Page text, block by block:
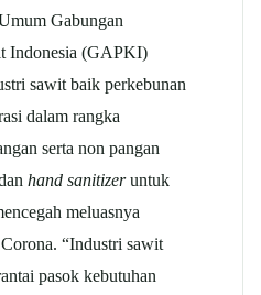
Gabungan
Indonesia (GAPKI)
sawit baik perkebunan
dalam rangka
serta non pangan
hand sanitizeruntuk
meluasnya
“Industri sawit
pasok kebutuhan